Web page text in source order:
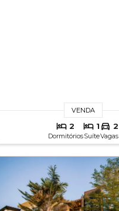
VENDA
2
Dormitórios
1
Suíte
2
Vagas